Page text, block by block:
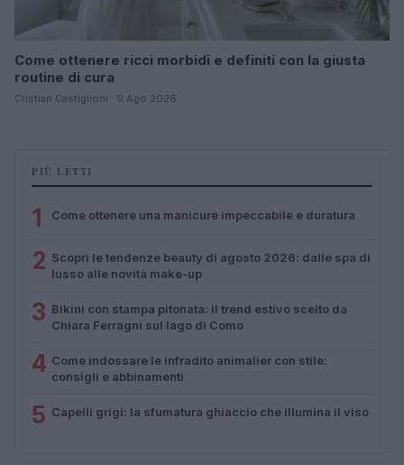
Come ottenere ricci morbidi e definiti con la giusta
routine di cura
Cristian Castiglioni · 9 Ago 2026
PIÙ LETTI
1 Come ottenere una manicure impeccabile e duratura
2 Scopri le tendenze beauty di agosto 2026: dalle spa di
lusso alle novità make-up
3 Bikini con stampa pitonata: il trend estivo scelto da
Chiara Ferragni sul lago di Como
4 Come indossare le infradito animalier con stile:
consigli e abbinamenti
5 Capelli grigi: la sfumatura ghiaccio che illumina il viso